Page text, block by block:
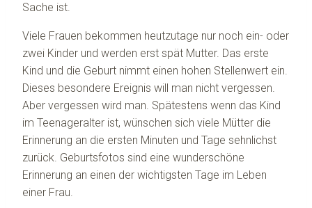
Sache ist.
Viele Frauen bekommen heutzutage nur noch ein- oder
zwei Kinder und werden erst spät Mutter. Das erste
Kind und die Geburt nimmt einen hohen Stellenwert ein.
Dieses besondere Ereignis will man nicht vergessen.
Aber vergessen wird man. Spätestens wenn das Kind
im Teenageralter ist, wünschen sich viele Mütter die
Erinnerung an die ersten Minuten und Tage sehnlichst
zurück. Geburtsfotos sind eine wunderschöne
Erinnerung an einen der wichtigsten Tage im Leben
einer Frau.